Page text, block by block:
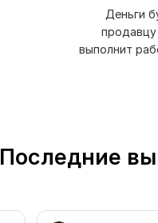
Деньги
продавцу
выполнит
Последние